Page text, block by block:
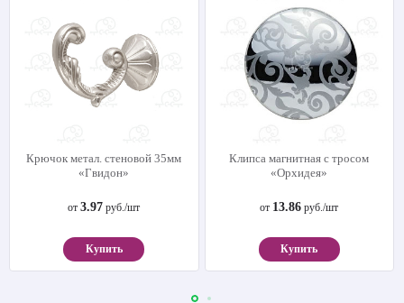
Крючок метал. стеновой 35мм
«Гвидон»
от3.97 руб./шт
Купить
Клипса магнитная с тросом
«Орхидея»
от 13.86 руб./шт
Купить